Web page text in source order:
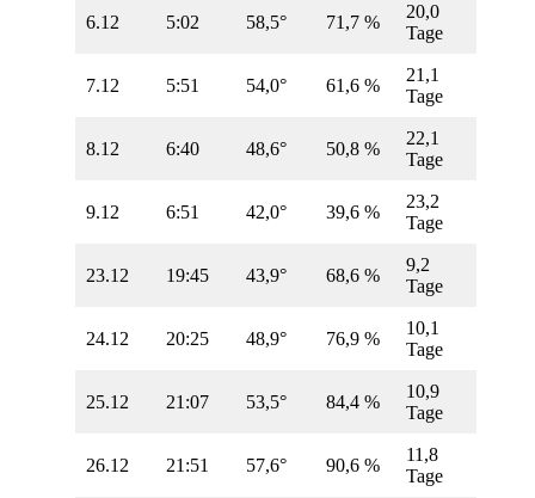
6.12 5:02 58,5° 71,7 %
20,0
Tage
7.12 5:51 54,0° 61,6 %
21,1
Tage
8.12 6:40 48,6° 50,8 %
22,1
Tage
9.12 6:51 42,0° 39,6 %
23,2
Tage
23.12 19:45 43,9° 68,6 %
9,2
Tage
24.12 20:25 48,9° 76,9 %
10,1
Tage
25.12 21:07 53,5° 84,4 %
10,9
Tage
26.12 21:51 57,6° 90,6 %
11,8
Tage